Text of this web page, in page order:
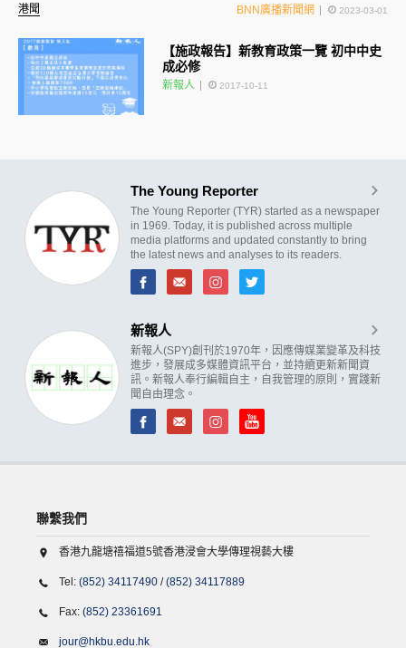
港聞 BNN廣播新聞網 2023-03-01
【施政報告】新教育政策一覽 初中中史
成必修
新報人 2017-10-11
The Young Reporter
The Young Reporter (TYR) started as a newspaper
in 1969. Today, it is published across multiple
media platforms and updated constantly to bring
the latest news and analyses to its readers.
新報人
新報人(SPY)創刊於1970年，因應傳媒業變革及科技
進步，發展成多媒體資訊平台，並持續更新新聞資
訊。新報人奉行編輯自主，自我管理的原則，實踐新
聞自由理念。
聯繫我們
香港九龍塘禧福道5號香港浸會大學傳理視藝大樓
Tel: (852) 34117490 /(852) 34117889
Fax: (852) 23361691
jour@hkbu.edu.hk